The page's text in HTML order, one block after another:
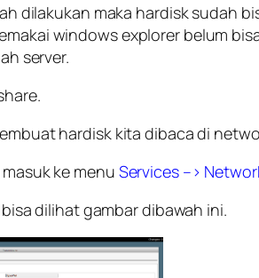
dilakukan maka hardisk sudah
windows explorer belum
server.
hardisk kita dibaca di
ke menu Services –>
dilihat gambar dibawah ini.